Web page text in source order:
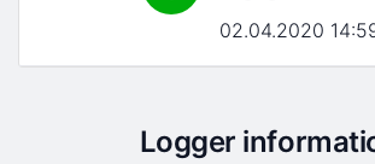
02.04.2020
Logger